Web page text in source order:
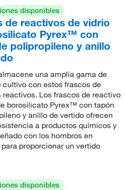
disponibles
de reactivos de vidrio
Pyrex™ con
polipropileno y anillo
una amplia gama de
cultivo con estos frascos de
reactivos. Los frascos de reactivo
borosilicato Pyrex™ con tapón
y anillo de vertido ofrecen
a productos químicos y
con los hombros en
proporcionar un vertido
disponibles